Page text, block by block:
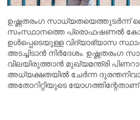
ഉഷ്ണതരംഗ സാധ്യതയെത്തുടര്‍ന്ന്
സംസ്ഥാനത്തെ പ്രൊഫഷണല്‍
ഉള്‍പ്പെടെയുള്ള വിദ്യാഭ്യാസ
അടച്ചിടാന്‍ നിര്‍ദേശം. ഉഷ്ണതരംഗ
വിലയിരുത്താന്‍ മുഖ്യമന്ത്രി
അധ്യക്ഷതയില്‍ ചേര്‍ന്ന
അതോറിറ്റിയുടെ യോഗത്തിന്റേതാണ്